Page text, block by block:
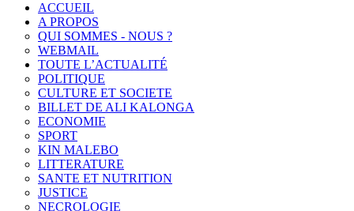
ACCUEIL
A PROPOS
QUI SOMMES - NOUS ?
WEBMAIL
TOUTE L’ACTUALITÉ
POLITIQUE
CULTURE ET SOCIETE
BILLET DE ALI KALONGA
ECONOMIE
SPORT
KIN MALEBO
LITTERATURE
SANTE ET NUTRITION
JUSTICE
NECROLOGIE